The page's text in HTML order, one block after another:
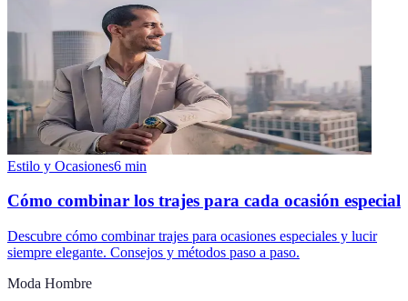
Estilo y Ocasiones6 min
Cómo combinar los trajes para cada ocasión especial
Descubre cómo combinar trajes para ocasiones especiales y lucir
siempre elegante. Consejos y métodos paso a paso.
Moda Hombre